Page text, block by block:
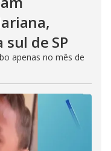
de SP
apenas no mês de